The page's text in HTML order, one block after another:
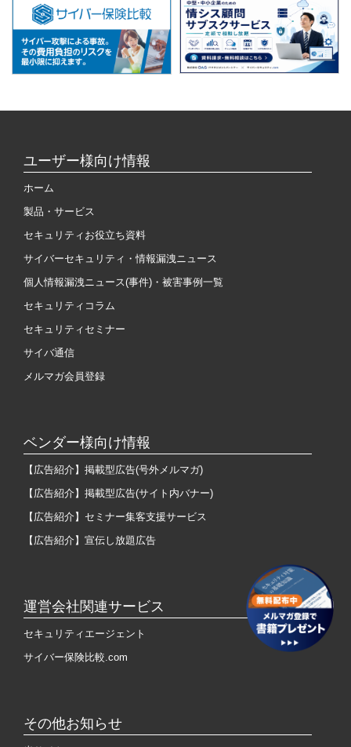
ユーザー様向け情報
ホーム
製品・サービス
セキュリティお役立ち資料
サイバーセキュリティ・情報漏洩ニュース
個人情報漏洩ニュース(事件)・被害事例一覧
セキュリティコラム
セキュリティセミナー
サイバ通信
メルマガ会員登録
ベンダー様向け情報
【広告紹介】掲載型広告(号外メルマガ)
【広告紹介】掲載型広告(サイト内バナー)
【広告紹介】セミナー集客支援サービス
【広告紹介】宣伝し放題広告
運営会社関連サービス
セキュリティエージェント
サイバー保険比較.com
その他お知らせ